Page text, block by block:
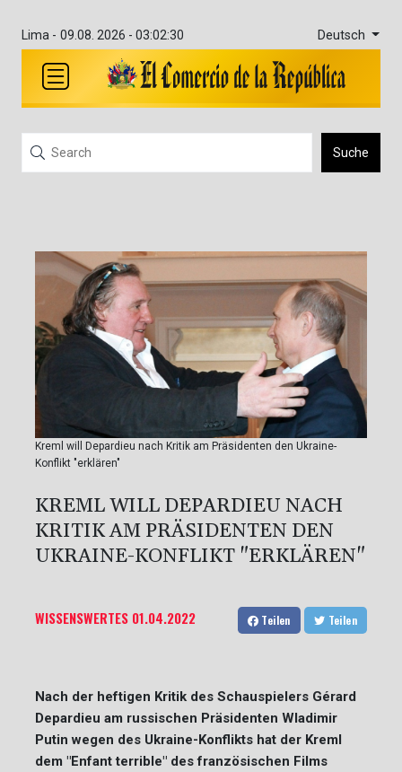
Lima - 09.08. 2026 - 03:02:30 Deutsch
Suche
Kreml will Depardieu nach Kritik am Präsidenten den Ukraine-
Konflikt "erklären"
KREML WILL DEPARDIEU NACH
KRITIK AM PRÄSIDENTEN DEN
UKRAINE-KONFLIKT "ERKLÄREN"
WISSENSWERTES 01.04.2022 Teilen Teilen
Nach der heftigen Kritik des Schauspielers Gérard
Depardieu am russischen Präsidenten Wladimir
Putin wegen des Ukraine-Konflikts hat der Kreml
dem "Enfant terrible" des französischen Films